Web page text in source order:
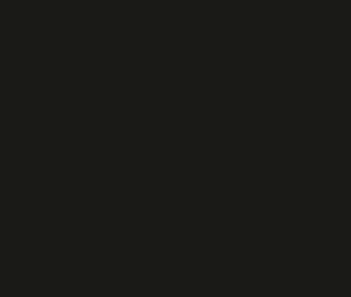
elenco. Fiz isso por dois motivos:
o rei da montanha, e enviar